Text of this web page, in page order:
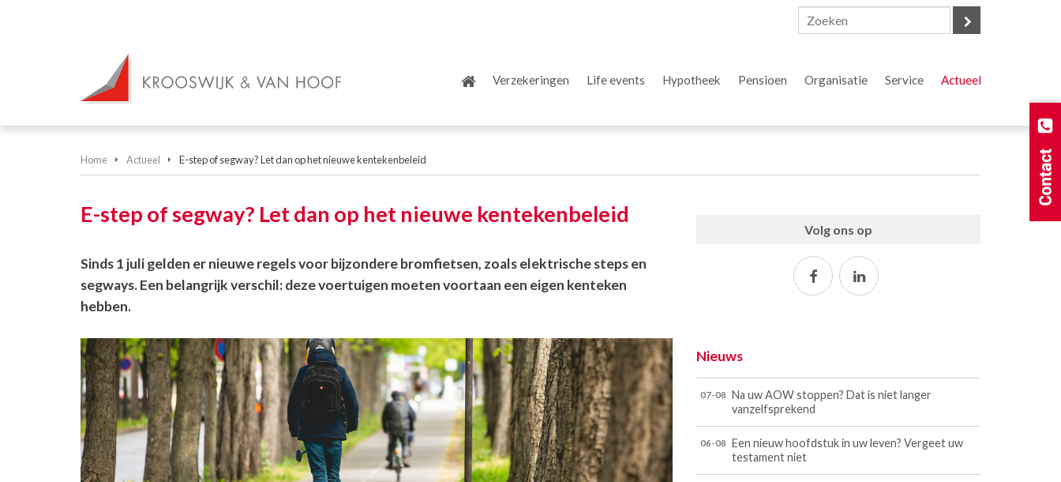
Verzekeringen Life events Hypotheek Pensioen Organisatie Service Actueel
Home Actueel E-step of segway? Let dan op het nieuwe kentekenbeleid
E-step of segway? Let dan op het nieuwe kentekenbeleid
Sinds 1 juli gelden er nieuwe regels voor bijzondere bromfietsen, zoals elektrische steps en
segways. Een belangrijk verschil: deze voertuigen moeten voortaan een eigen kenteken
hebben.
Volg ons op
Nieuws
07-08
Na uw AOW stoppen? Dat is niet langer
vanzelfsprekend
06-08
Een nieuw hoofdstuk in uw leven? Vergeet uw
testament niet